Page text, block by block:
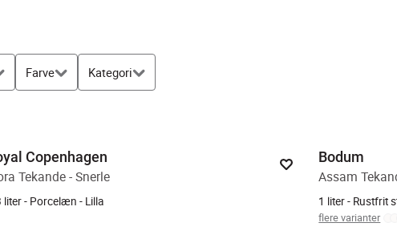
Farve Kategori
Copenhagen
Tekande - Snerle
liter - Porcelæn - Lilla
Bodum
Assam
1 liter - Rustfrit
flere varianter